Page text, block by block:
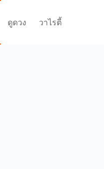
ดูดวง วาไรตี้